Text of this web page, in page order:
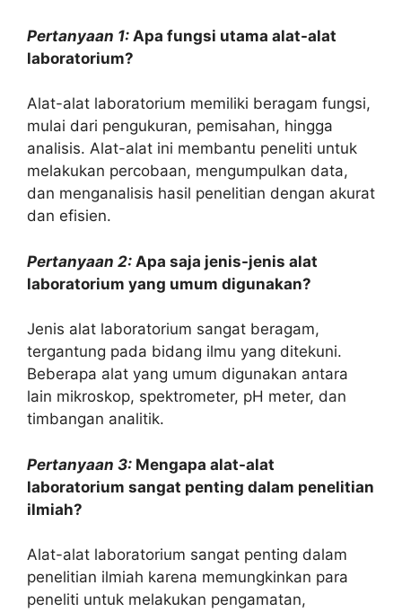
Pertanyaan 1: Apa fungsi utama alat-alat
laboratorium?
Alat-alat laboratorium memiliki beragam fungsi,
mulai dari pengukuran, pemisahan, hingga
analisis. Alat-alat ini membantu peneliti untuk
melakukan percobaan, mengumpulkan data,
dan menganalisis hasil penelitian dengan akurat
dan efisien.
Pertanyaan 2: Apa saja jenis-jenis alat
laboratorium yang umum digunakan?
Jenis alat laboratorium sangat beragam,
tergantung pada bidang ilmu yang ditekuni.
Beberapa alat yang umum digunakan antara
lain mikroskop, spektrometer, pH meter, dan
timbangan analitik.
Pertanyaan 3: Mengapa alat-alat
laboratorium sangat penting dalam penelitian
ilmiah?
Alat-alat laboratorium sangat penting dalam
penelitian ilmiah karena memungkinkan para
peneliti untuk melakukan pengamatan,